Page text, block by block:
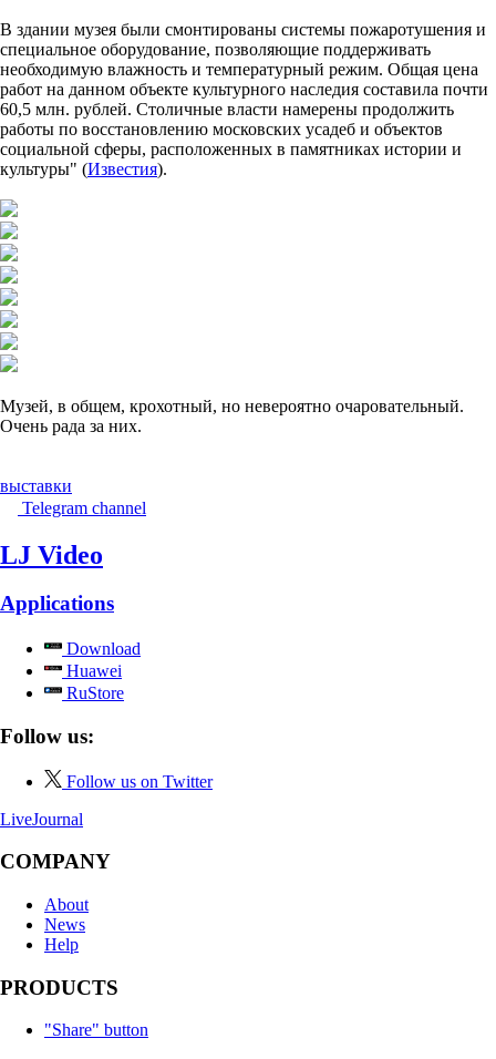
В здании музея были смонтированы системы пожаротушения и
специальное оборудование, позволяющие поддерживать
необходимую влажность и температурный режим. Общая цена
работ на данном объекте культурного наследия составила почти
60,5 млн. рублей. Столичные власти намерены продолжить
работы по восстановлению московских усадеб и объектов
социальной сферы, расположенных в памятниках истории и
культуры" (Известия).
Музей, в общем, крохотный, но невероятно очаровательный.
Очень рада за них.
выставки
Telegram channel
LJ Video
Applications
Download
Huawei
RuStore
Follow us:
Follow us on Twitter
LiveJournal
COMPANY
About
News
Help
PRODUCTS
"Share" button